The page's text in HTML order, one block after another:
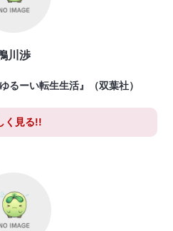
川渉
るーい転生生活』（双葉社）
く見る!!